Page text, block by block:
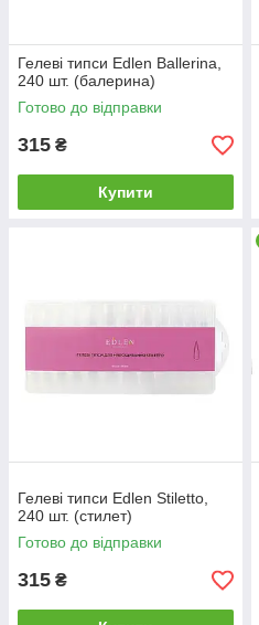
Гелеві типси Edlen Ballerina,
240 шт. (балерина)
Готово до відправки
315 ₴
Купити
Гелеві типси Edlen Stiletto,
240 шт. (стилет)
Готово до відправки
315 ₴